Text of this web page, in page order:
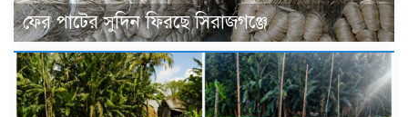
ফের পাটের সুদিন ফিরছে সিরাজগঞ্জে